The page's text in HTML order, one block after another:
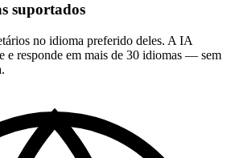
suportados
no idioma preferido deles. A IA
e responde em mais de 30 idiomas — sem